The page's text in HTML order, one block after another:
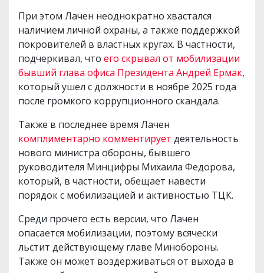
При этом Лачен неоднократно хвастался
наличием личной охраны, а также поддержкой
покровителей в властных кругах. В частности,
подчеркивал, что его скрывал от мобилизации
бывший глава офиса Президента Андрей Ермак,
который ушел с должности в ноябре 2025 года
после громкого коррупционного скандала.
Также в последнее время Лачен
комплиментарно комментирует деятельность
нового министра обороны, бывшего
руководителя Минцифры Михаила Федорова,
который, в частности, обещает навести
порядок с мобилизацией и активностью ТЦК.
Среди прочего есть версии, что Лачен
опасается мобилизации, поэтому всячески
льстит действующему главе Минобороны.
Также он может воздерживаться от выхода в